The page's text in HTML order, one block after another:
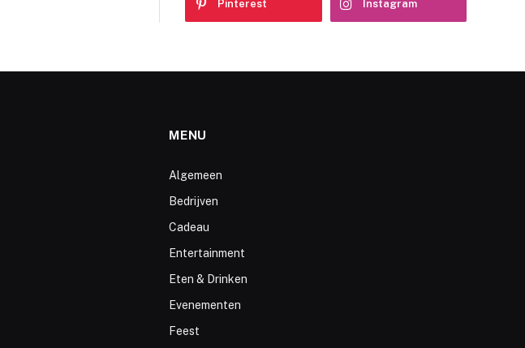
Pinterest Instagram
MENU
Algemeen
Bedrijven
Cadeau
Entertainment
Eten & Drinken
Evenementen
Feest